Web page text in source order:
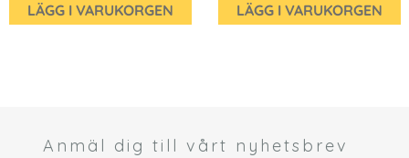
LÄGG I VARUKORGEN LÄGG I VARUKORGEN
Anmäl dig till vårt nyhetsbrev